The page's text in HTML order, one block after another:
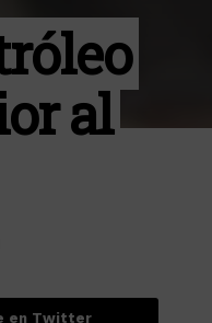
al
en Twitter